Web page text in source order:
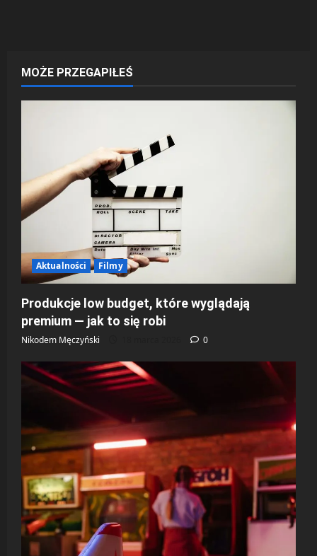
c
z
i
s
MOŻE PRZEGAPIŁEŚ
Aktualności Filmy
Produkcje low budget, które wyglądają
premium — jak to się robi
Nikodem Męczyński 0